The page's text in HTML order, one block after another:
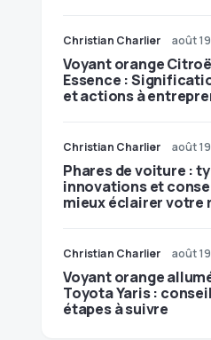
Christian Charlier août
Voyant orange
Essence :
et actions à
Christian Charlier août
Phares de voiture :
innovations et
mieux éclairer votre
Christian Charlier août
Voyant orange
Toyota Yaris :
étapes à suivre